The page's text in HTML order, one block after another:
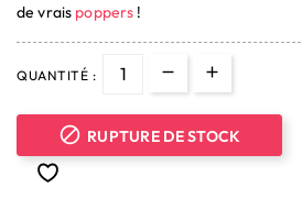
de vrais poppers !
QUANTITÉ :
 RUPTURE DE STOCK